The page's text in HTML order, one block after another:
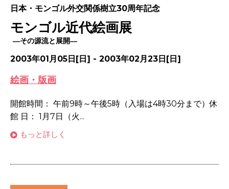
日本・モンゴル外交関係樹立30周年記念
モンゴル近代絵画展
―その源流と展開―
2003年01月05日[日] - 2003年02月23日[日]
絵画・版画
開館時間： 午前9時～午後5時（入場は4時30分まで）休
館 日： 1月7日（火...
もっと詳しく